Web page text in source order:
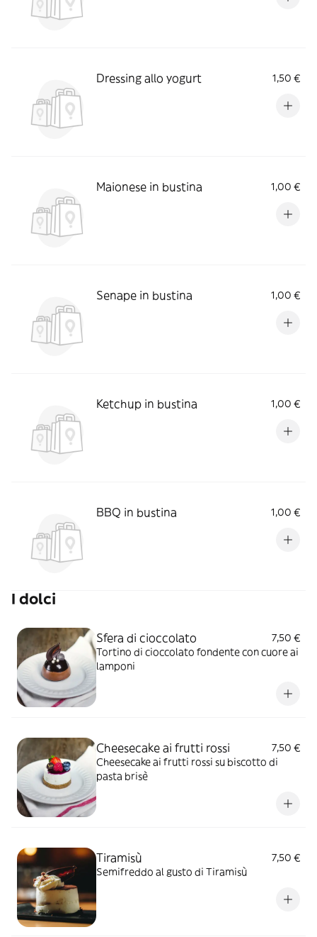
Dressing allo yogurt 1,50 €
Maionese in bustina 1,00 €
Senape in bustina 1,00 €
Ketchup in bustina 1,00 €
BBQ in bustina 1,00 €
I dolci
Sfera di cioccolato
7,50 €
Tortino di cioccolato fondente con cuore ai
lamponi
Cheesecake ai frutti rossi
7,50 €
Cheesecake ai frutti rossi su biscotto di
pasta brisè
Tiramisù
7,50 €
Semifreddo al gusto di Tiramisù